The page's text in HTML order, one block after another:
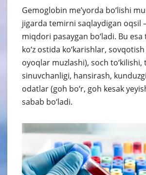
Gemoglobin me’yorda bo‘lishi
jigarda temirni saqlaydigan
miqdori pasaygan bo‘ladi. Bu
ko‘z ostida ko‘karishlar, sovqotish
oyoqlar muzlashi), soch
sinuvchanligi, hansirash,
odatlar (goh bo‘r, goh kesak
sabab bo‘ladi.